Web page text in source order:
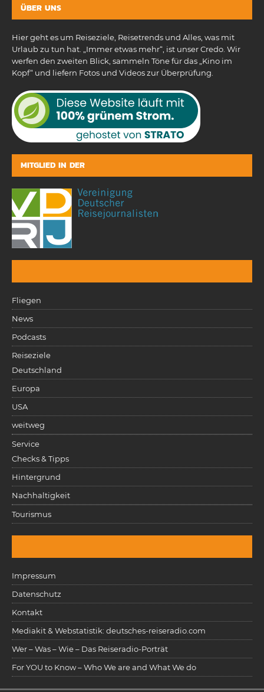
ÜBER UNS
Hier geht es um Reiseziele, Reisetrends und Alles, was mit
Urlaub zu tun hat. „Immer etwas mehr“, ist unser Credo. Wir
werfen den zweiten Blick, sammeln Töne für das „Kino im
Kopf“ und liefern Fotos und Videos zur Überprüfung.
MITGLIED IN DER
Fliegen
News
Podcasts
Reiseziele
Deutschland
Europa
USA
weitweg
Service
Checks & Tipps
Hintergrund
Nachhaltigkeit
Tourismus
Impressum
Datenschutz
Kontakt
Mediakit & Webstatistik: deutsches-reiseradio.com
Wer – Was – Wie – Das Reiseradio-Porträt
For YOU to Know – Who We are and What We do